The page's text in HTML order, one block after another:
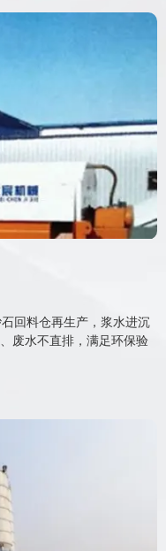
回料仓再生产，浆水进沉
废水不直排，满足环保验